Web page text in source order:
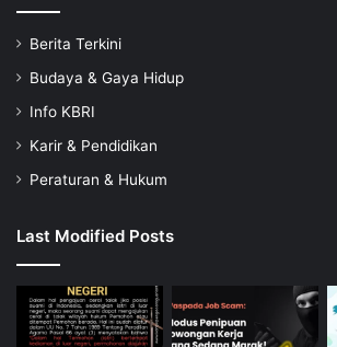
Berita Terkini
Budaya & Gaya Hidup
Info KBRI
Karir & Pendidikan
Peraturan & Hukum
Last Modified Posts